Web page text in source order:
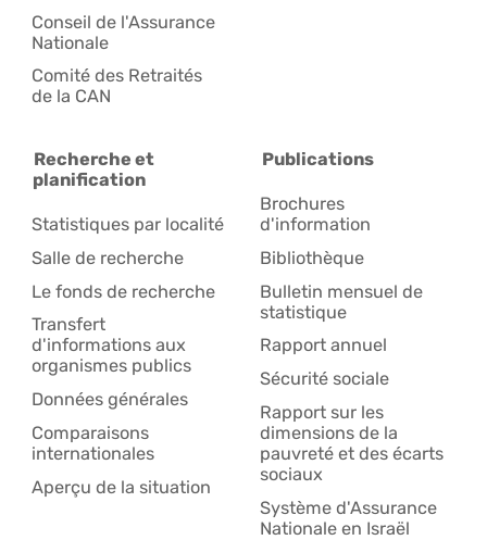
Conseil de l'Assurance
Nationale
Comité des Retraités
de la CAN
Recherche et
planification
Statistiques par localité
Salle de recherche
Le fonds de recherche
Transfert
d'informations aux
organismes publics
Données générales
Comparaisons
internationales
Aperçu de la situation
Publications
Brochures
d'information
Bibliothèque
Bulletin mensuel de
statistique
Rapport annuel
Sécurité sociale
Rapport sur les
dimensions de la
pauvreté et des écarts
sociaux
Système d'Assurance
Nationale en Israël